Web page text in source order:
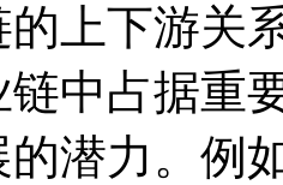
的上下游关
链中占据重
的潜力。例